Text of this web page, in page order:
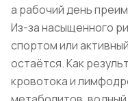
а рабочий день
Из-за насыщенного
спортом или
остаётся. Как
кровотока и